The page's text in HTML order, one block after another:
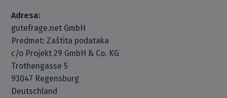
Adresa:
gutefrage.net GmbH
Predmet: Zaštita podataka
c/o Projekt 29 GmbH & Co. KG
Trothengasse 5
93047 Regensburg
Deutschland